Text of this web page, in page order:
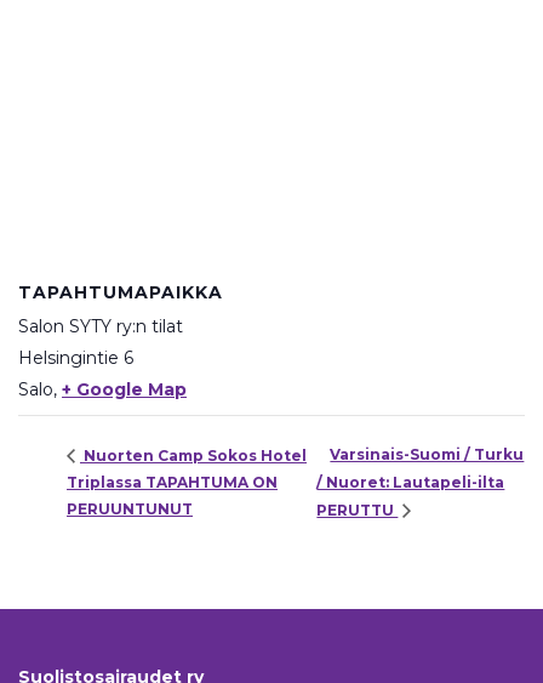
TAPAHTUMAPAIKKA
Salon SYTY ry:n tilat
Helsingintie 6
Salo, + Google Map
Nuorten Camp Sokos Hotel
Triplassa TAPAHTUMA ON
PERUUNTUNUT
Varsinais-Suomi / Turku
/ Nuoret: Lautapeli-ilta
PERUTTU
Suolistosairaudet ry